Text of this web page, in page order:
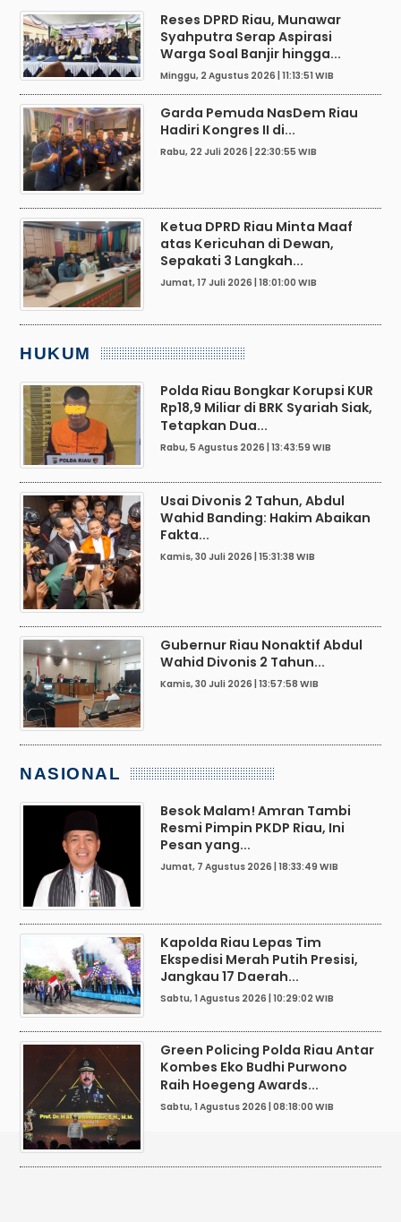
Reses DPRD Riau, Munawar
Syahputra Serap Aspirasi
Warga Soal Banjir hingga...
Minggu, 2 Agustus 2026 | 11:13:51 WIB
Garda Pemuda NasDem Riau
Hadiri Kongres II di...
Rabu, 22 Juli 2026 | 22:30:55 WIB
Ketua DPRD Riau Minta Maaf
atas Kericuhan di Dewan,
Sepakati 3 Langkah...
Jumat, 17 Juli 2026 | 18:01:00 WIB
HUKUM
Polda Riau Bongkar Korupsi KUR
Rp18,9 Miliar di BRK Syariah Siak,
Tetapkan Dua...
Rabu, 5 Agustus 2026 | 13:43:59 WIB
Usai Divonis 2 Tahun, Abdul
Wahid Banding: Hakim Abaikan
Fakta...
Kamis, 30 Juli 2026 | 15:31:38 WIB
Gubernur Riau Nonaktif Abdul
Wahid Divonis 2 Tahun...
Kamis, 30 Juli 2026 | 13:57:58 WIB
NASIONAL
Besok Malam! Amran Tambi
Resmi Pimpin PKDP Riau, Ini
Pesan yang...
Jumat, 7 Agustus 2026 | 18:33:49 WIB
Kapolda Riau Lepas Tim
Ekspedisi Merah Putih Presisi,
Jangkau 17 Daerah...
Sabtu, 1 Agustus 2026 | 10:29:02 WIB
Green Policing Polda Riau Antar
Kombes Eko Budhi Purwono
Raih Hoegeng Awards...
Sabtu, 1 Agustus 2026 | 08:18:00 WIB